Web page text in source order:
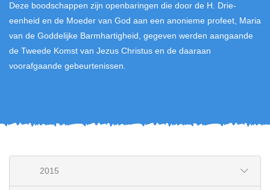
Deze boodschappen zijn openbaringen die door de H. Drie-
eenheid en de Moeder van God aan een anonieme profeet, Maria
van de Goddelijke Barmhartigheid, gegeven werden aangaande
de Tweede Komst van Jezus Christus en de daaraan
voorafgaande gebeurtenissen.
2015